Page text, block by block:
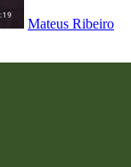
Mateus Ribeiro